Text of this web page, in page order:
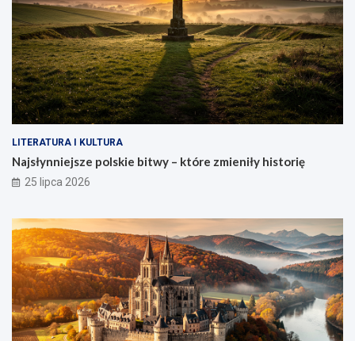
LITERATURA I KULTURA
Najsłynniejsze polskie bitwy – które zmieniły historię
25 lipca 2026